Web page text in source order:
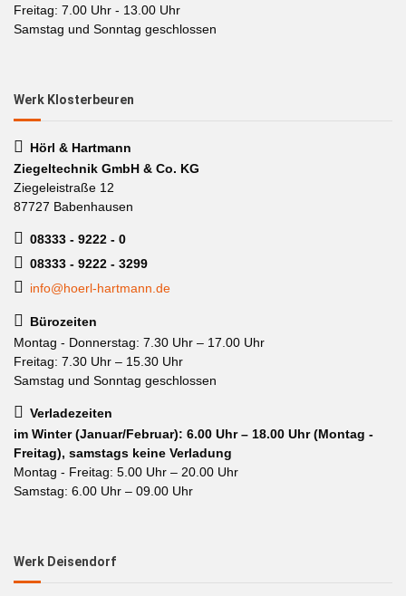
Freitag: 7.00 Uhr - 13.00 Uhr
Samstag und Sonntag geschlossen
Werk Klosterbeuren
Hörl & Hartmann
Ziegeltechnik GmbH & Co. KG
Ziegeleistraße 12
87727 Babenhausen
08333 - 9222 - 0
08333 - 9222 - 3299
info@hoerl-hartmann.de
Bürozeiten
Montag - Donnerstag: 7.30 Uhr – 17.00 Uhr
Freitag: 7.30 Uhr – 15.30 Uhr
Samstag und Sonntag geschlossen
Verladezeiten
im Winter (Januar/Februar): 6.00 Uhr – 18.00 Uhr (Montag -
Freitag), samstags keine Verladung
Montag - Freitag: 5.00 Uhr – 20.00 Uhr
Samstag: 6.00 Uhr – 09.00 Uhr
Werk Deisendorf